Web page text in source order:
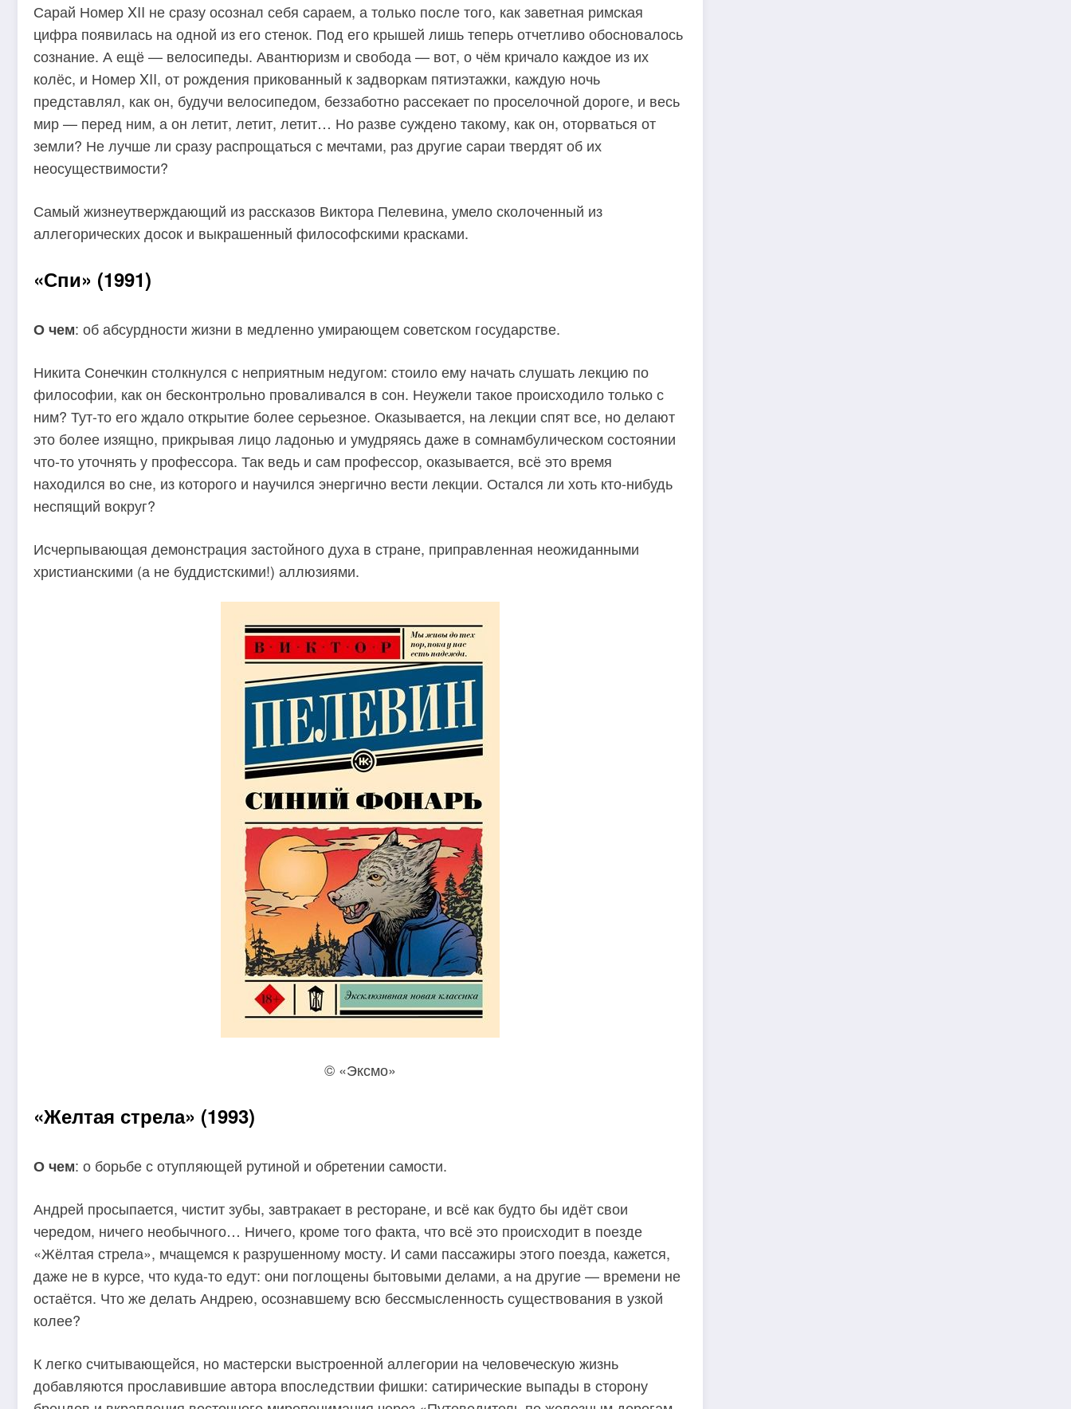
Сарай Номер XII не сразу осознал себя сараем, а только после того, как заветная римская
цифра появилась на одной из его стенок. Под его крышей лишь теперь отчетливо обосновалось
сознание. А ещё — велосипеды. Авантюризм и свобода — вот, о чём кричало каждое из их
колёс, и Номер XII, от рождения прикованный к задворкам пятиэтажки, каждую ночь
представлял, как он, будучи велосипедом, беззаботно рассекает по проселочной дороге, и весь
мир — перед ним, а он летит, летит, летит… Но разве суждено такому, как он, оторваться от
земли? Не лучше ли сразу распрощаться с мечтами, раз другие сараи твердят об их
неосуществимости?
Самый жизнеутверждающий из рассказов Виктора Пелевина, умело сколоченный из
аллегорических досок и выкрашенный философскими красками.
«Спи» (1991)
О чем: об абсурдности жизни в медленно умирающем советском государстве.
Никита Сонечкин столкнулся с неприятным недугом: стоило ему начать слушать лекцию по
философии, как он бесконтрольно проваливался в сон. Неужели такое происходило только с
ним? Тут-то его ждало открытие более серьезное. Оказывается, на лекции спят все, но делают
это более изящно, прикрывая лицо ладонью и умудряясь даже в сомнамбулическом состоянии
что-то уточнять у профессора. Так ведь и сам профессор, оказывается, всё это время
находился во сне, из которого и научился энергично вести лекции. Остался ли хоть кто-нибудь
неспящий вокруг?
Исчерпывающая демонстрация застойного духа в стране, приправленная неожиданными
христианскими (а не буддистскими!) аллюзиями.
© «Эксмо»
«Желтая стрела» (1993)
О чем: о борьбе с отупляющей рутиной и обретении самости.
Андрей просыпается, чистит зубы, завтракает в ресторане, и всё как будто бы идёт свои
чередом, ничего необычного… Ничего, кроме того факта, что всё это происходит в поезде
«Жёлтая стрела», мчащемся к разрушенному мосту. И сами пассажиры этого поезда, кажется,
даже не в курсе, что куда-то едут: они поглощены бытовыми делами, а на другие — времени не
остаётся. Что же делать Андрею, осознавшему всю бессмысленность существования в узкой
колее?
К легко считывающейся, но мастерски выстроенной аллегории на человеческую жизнь
добавляются прославившие автора впоследствии фишки: сатирические выпады в сторону